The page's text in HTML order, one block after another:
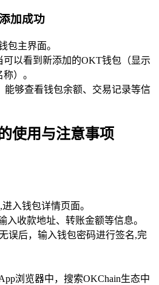
加成功
包主界面。
可以看到新添加的OKT钱包（显示
）。
能够查看钱包余额、交易记录等信
使用与注意事项
入钱包详情页面。
入收款地址、转账金额等信息。
误后，输入钱包密码进行签名,完
浏览器中，搜索OKChain生态中